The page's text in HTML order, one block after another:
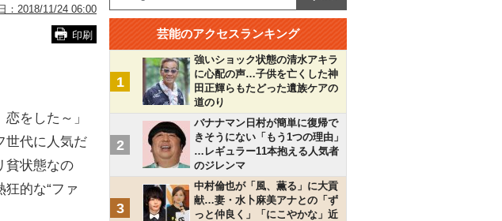
： 2018/11/24 06:00
印刷
をした～」
世代に人気だ
貧状態なの
的な“ファ
芸能のアクセスランキング
1
強いショック状態の清水アキラ
に心配の声…子供を亡くした神
田正輝らもたどった遺族ケアの
道のり
2
バナナマン日村が簡単に復帰で
きそうにない「もう1つの理由」
…レギュラー11本抱える人気者
のジレンマ
3
中村倫也が「風、薫る」に大貢
献…妻・水卜麻美アナとの「ず
っと仲良く」「にこやかな」近